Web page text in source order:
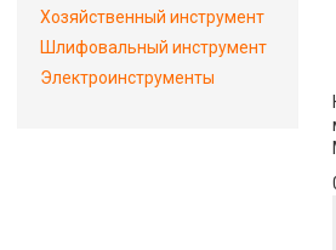
Хозяйственный инструмент
Шлифовальный инструмент
Электроинструменты